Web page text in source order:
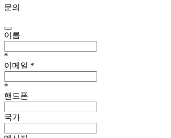
문의
이름
*
이메일 *
*
핸드폰
국가